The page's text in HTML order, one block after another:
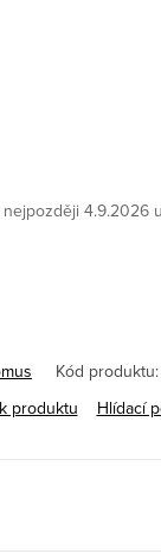
4.9.2026
Kód produktu:
produktu
Hlídací